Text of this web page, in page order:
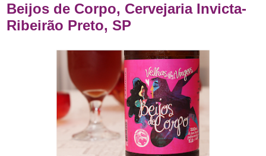
Beijos de Corpo, Cervejaria Invicta-
Ribeirão Preto, SP